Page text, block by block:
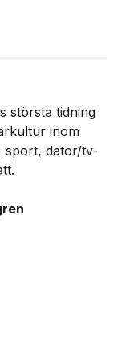
största tidning
inom
sport, dator/tv-